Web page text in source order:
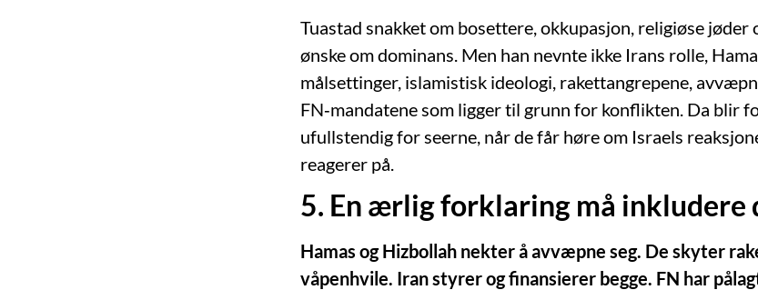
Tuastad snakket om bosettere, okkupasjon, religiøse jøder
ønske om dominans. Men han nevnte ikke Irans rolle,
målsettinger, islamistisk ideologi, rakettangrepene,
FN‑mandatene som ligger til grunn for konflikten. Da blir
ufullstendig for seerne, når de får høre om Israels
reagerer på.
5. En ærlig forklaring må inkludere
Hamas og Hizbollah nekter å avvæpne seg. De skyter
våpenhvile. Iran styrer og finansierer begge. FN har